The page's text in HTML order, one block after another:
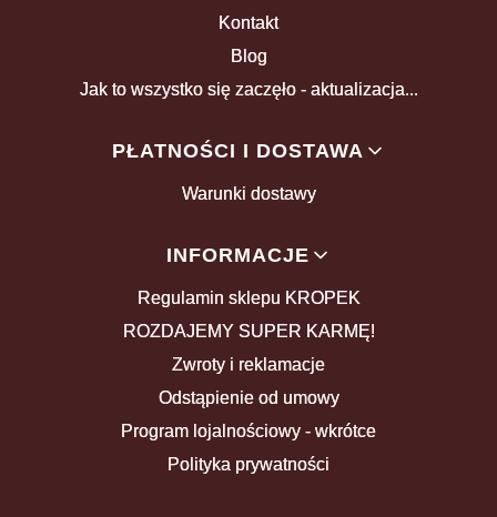
Kontakt
Blog
Jak to wszystko się zaczęło - aktualizacja...
PŁATNOŚCI I DOSTAWA
Warunki dostawy
INFORMACJE
Regulamin sklepu KROPEK
ROZDAJEMY SUPER KARMĘ!
Zwroty i reklamacje
Odstąpienie od umowy
Program lojalnościowy - wkrótce
Polityka prywatności